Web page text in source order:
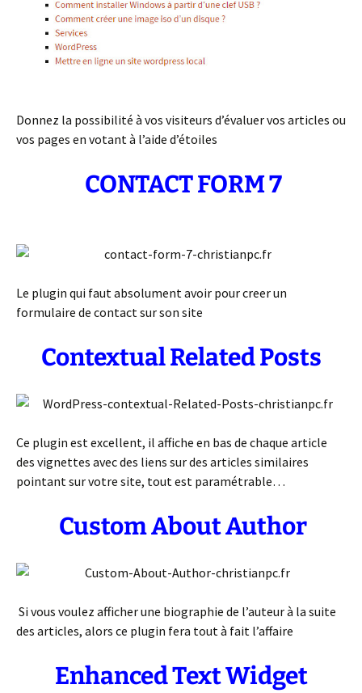
Donnez la possibilité à vos visiteurs d’évaluer vos articles ou
vos pages en votant à l’aide d’étoiles
CONTACT FORM 7
Le plugin qui faut absolument avoir pour creer un
formulaire de contact sur son site
Contextual Related Posts
Ce plugin est excellent, il affiche en bas de chaque article
des vignettes avec des liens sur des articles similaires
pointant sur votre site, tout est paramétrable…
Custom About Author
Si vous voulez afficher une biographie de l’auteur à la suite
des articles, alors ce plugin fera tout à fait l’affaire
Enhanced Text Widget